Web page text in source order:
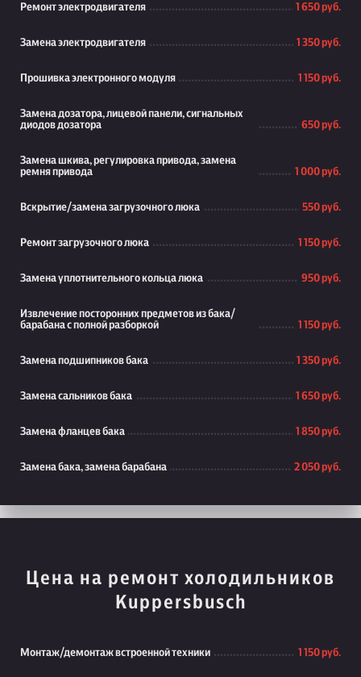
Ремонт электродвигателя 1 650 руб.
Замена электродвигателя 1 350 руб.
Прошивка электронного модуля 1 150 руб.
Замена дозатора, лицевой панели, сигнальных
диодов дозатора
650 руб.
Замена шкива, регулировка привода, замена
ремня привода
1 000 руб.
Вскрытие/замена загрузочного люка 550 руб.
Ремонт загрузочного люка 1 150 руб.
Замена уплотнительного кольца люка 950 руб.
Извлечение посторонних предметов из бака/
барабана с полной разборкой
1 150 руб.
Замена подшипников бака 1 350 руб.
Замена сальников бака 1 650 руб.
Замена фланцев бака 1 850 руб.
Замена бака, замена барабана 2 050 руб.
Цена на ремонт холодильников
Kuppersbusch
Монтаж/демонтаж встроенной техники 1 150 руб.